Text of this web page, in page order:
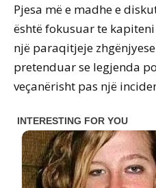
Pjesa më e madhe e
është fokusuar te
një paraqitjeje
pretenduar se legjenda
veçanërisht pas një